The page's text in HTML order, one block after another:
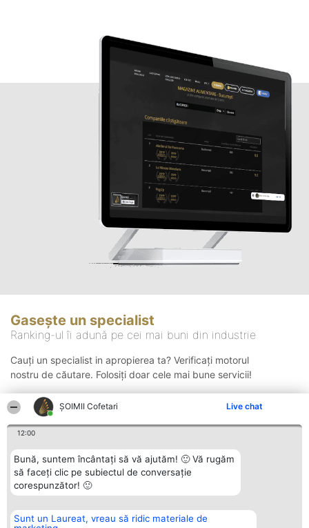
ȘOIMII Cofetari Live chat
12:00
Bună, suntem încântați să vă ajutăm! 🙂 Vă rugăm
să faceți clic pe subiectul de conversație
corespunzător! 🙂
Sunt un Laureat, vreau să ridic materiale de
Gasește un specialist
Ranking-ul îi adună pe cei mai buni din industrie
Cauți un specialist in apropierea ta? Verificați motorul
nostru de căutare. Folosiți doar cele mai bune servicii!
Organizator Ranking Plebiscyt Contact